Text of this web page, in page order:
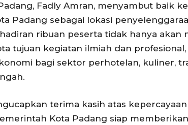
Fadly Amran, menyambut baik
Padang sebagai lokasi
ribuan peserta tidak hanya akan
tujuan kegiatan ilmiah dan
bagi sektor perhotelan, kuliner,
terima kasih atas
Kota Padang siap